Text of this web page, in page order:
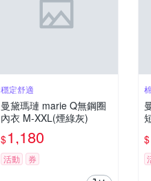
穩定舒適
曼黛瑪璉 marie Q無鋼圈
內衣 M-XXL(煙綠灰)
$1,180
活動 券
$